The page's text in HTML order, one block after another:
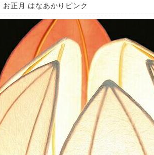
正月 はなあかりピンク